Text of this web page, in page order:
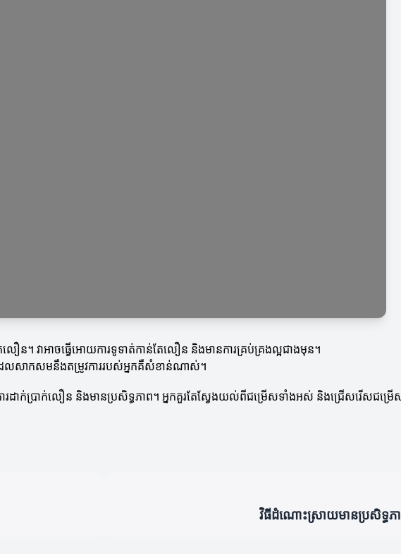
ឿន។ វាអាចធ្វើអោយការទូទាត់កាន់តែលឿន និងមានការគ្រប់គ្រងល្អជាងមុន។
ែលសាកសមនឹងតម្រូវការរបស់អ្នកគឺសំខាន់ណាស់។
ការដាក់ប្រាក់លឿន និងមានប្រសិទ្ធភាព។ អ្នកគួរតែស្វែងយល់ពីជម្រើសទាំងអស់ និងជ្រើសរើសជម្
វិធីដំណោះស្រាយមានប្រសិទ្ធភ